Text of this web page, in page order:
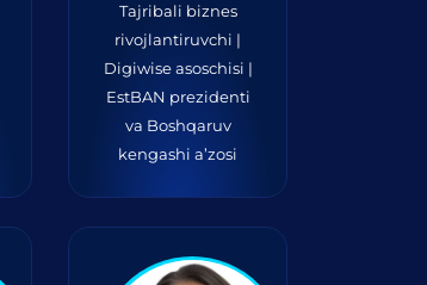
Tajribali biznes
rivojlantiruvchi |
Digiwise asoschisi |
EstBAN prezidenti
va Boshqaruv
kengashi a’zosi